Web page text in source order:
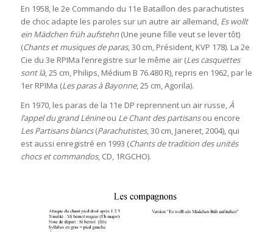
En 1958, le 2e Commando du 11e Bataillon des parachutistes
de choc adapte les paroles sur un autre air allemand, Es wollt
ein Mädchen früh aufstehn(Une jeune fille veut se lever tôt)
(Chants et musiques de paras, 30 cm, Président, KVP 178). La 2e
Cie du 3e RPIMa l’enregistre sur le même air (Les casquettes
sont là, 25 cm, Philips, Médium B 76.480 R), repris en 1962, par le
1er RPIMa (Les paras à Bayonne, 25 cm, Agorila).
En 1970, les paras de la 11e DP reprennent un air russe,À
l’appel du grand Lénineou Le Chant des partisansou encore
Les Partisans blancs(Parachutistes, 30 cm, Janeret, 2004), qui
est aussi enregistré en 1993 (Chants de tradition des unités
chocs et commandos, CD, 1RGCHO).